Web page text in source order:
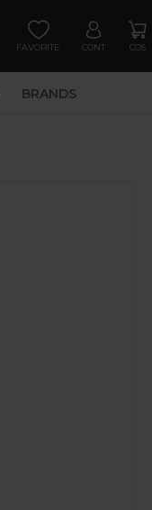
FAVORITE CONT COS
BRANDS